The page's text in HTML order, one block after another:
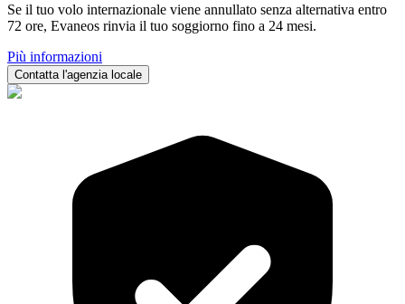
Se il tuo volo internazionale viene annullato senza alternativa entro
72 ore, Evaneos rinvia il tuo soggiorno fino a 24 mesi.
Più informazioni
Contatta l'agenzia locale